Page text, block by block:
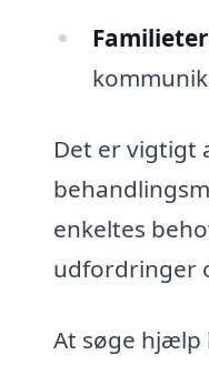
Det er vigtigt
enkeltes
udfordringer
At søge hjælp